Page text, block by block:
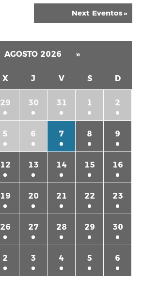
Next Eventos»
AGOSTO 2026 »
X J V S D
29 30 31 1 2
5 6 7 8 9
12 13 14 15 16
19 20 21 22 23
26 27 28 29 30
2 3 4 5 6